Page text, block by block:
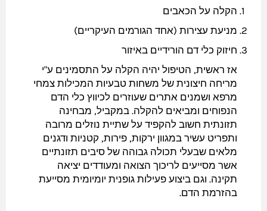
הקלה על הכאבים
מניעת עצירות (אחד הגורמים העיקריים)
חיזוק כלי דם הורידיים באיזור
אז ראשית, הטיפול יהיה הקלה על התסמינים ע"י
מריחה חיצונית של משחות טבעיות המכילות צמחי
מרפא ושמנים אתרים שעוזרים לכיווץ כלי הדם
הנפוחים ומביאים להקלה. במקביל, מבחינה
תזונתית חשוב להקפיד על שתיית נוזלים מרובה
ותפריט עשיר במגוון ירקות, פירות, קטניות ודגנים
מלאים שבעלי תכולה גבוהה של סיבים תזונתיים
אשר מסייעים לריכוך הצואה ומעודדים יציאה
תקינה. וגם ביצוע פעילות גופנית יומיומית מסייעת
בהזרמת הדם.